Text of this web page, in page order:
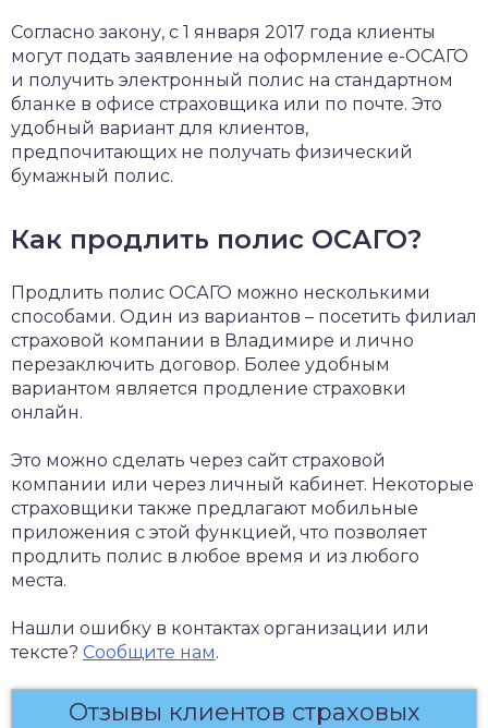
Согласно закону, с 1 января 2017 года клиенты
могут подать заявление на оформление е-ОСАГО
и получить электронный полис на стандартном
бланке в офисе страховщика или по почте. Это
удобный вариант для клиентов,
предпочитающих не получать физический
бумажный полис.
Как продлить полис ОСАГО?
Продлить полис ОСАГО можно несколькими
способами. Один из вариантов – посетить филиал
страховой компании в Владимире и лично
перезаключить договор. Более удобным
вариантом является продление страховки
онлайн.
Это можно сделать через сайт страховой
компании или через личный кабинет. Некоторые
страховщики также предлагают мобильные
приложения с этой функцией, что позволяет
продлить полис в любое время и из любого
места.
Нашли ошибку в контактах организации или
тексте? Сообщите нам.
Отзывы клиентов страховых